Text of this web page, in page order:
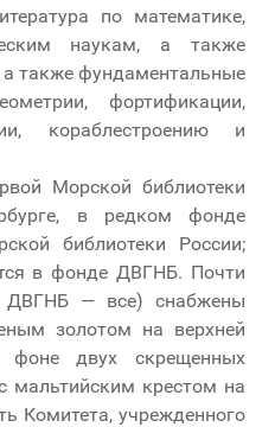
по математике,
наукам, а также
а также фундаментальные
фортификации,
кораблестроению и
Морской библиотеки
в редком фонде
библиотеки России;
в фонде ДВГНБ. Почти
ДВГНБ — все) снабжены
золотом на верхней
фоне двух скрещенных
мальтийским крестом на
Комитета, учрежденного